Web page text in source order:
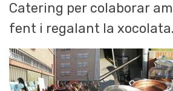
Catering per colaborar
fent i regalant la xocolata.